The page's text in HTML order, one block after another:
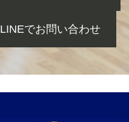
LINEでお問い合わせ